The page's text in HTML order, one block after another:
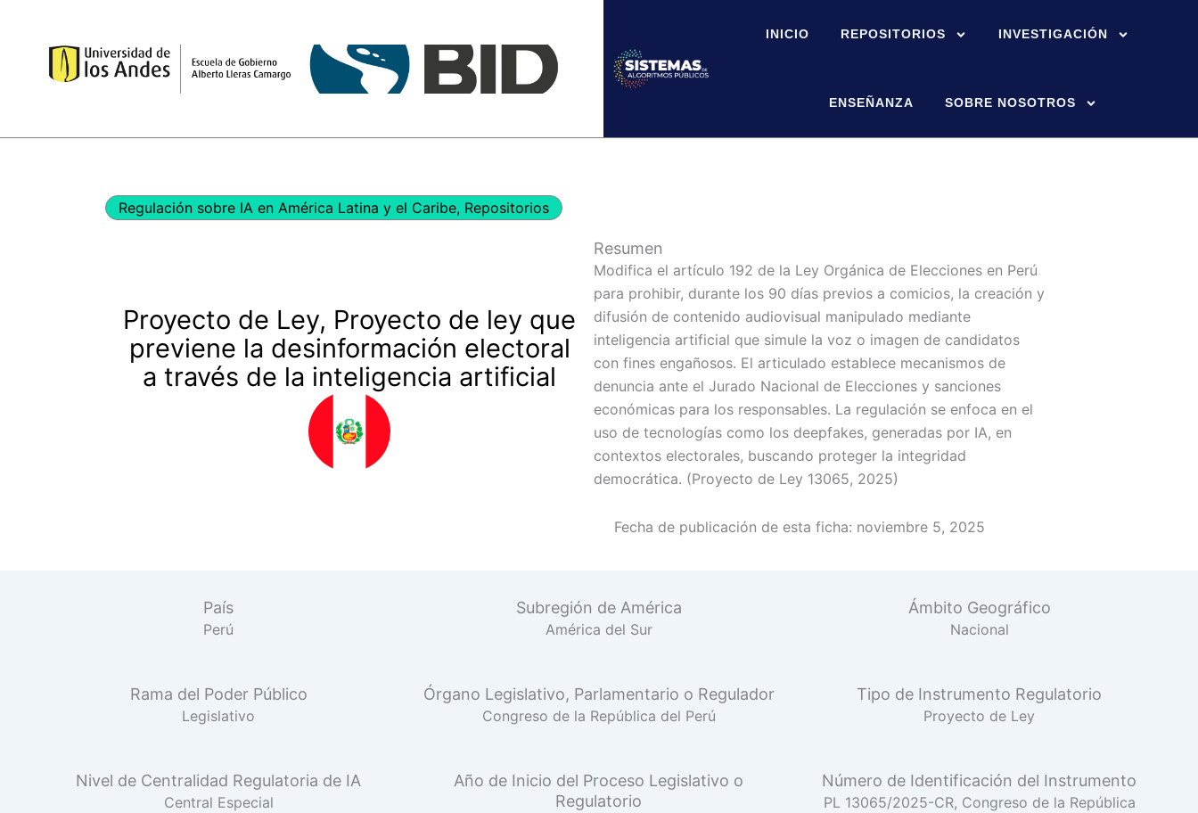
contenido
INICIO REPOSITORIOS INVESTIGACIÓN
ENSEÑANZA SOBRE NOSOTROS
Regulación sobre IA en América Latina y el Caribe, Repositorios
Proyecto de Ley, Proyecto de ley que
previene la desinformación electoral
a través de la inteligencia artificial
Resumen
Modifica el artículo 192 de la Ley Orgánica de Elecciones en Perú
para prohibir, durante los 90 días previos a comicios, la creación y
difusión de contenido audiovisual manipulado mediante
inteligencia artificial que simule la voz o imagen de candidatos
con fines engañosos. El articulado establece mecanismos de
denuncia ante el Jurado Nacional de Elecciones y sanciones
económicas para los responsables. La regulación se enfoca en el
uso de tecnologías como los deepfakes, generadas por IA, en
contextos electorales, buscando proteger la integridad
democrática. (Proyecto de Ley 13065, 2025)
Fecha de publicación de esta ficha: noviembre 5, 2025
País
Perú
Subregión de América
América del Sur
Ámbito Geográfico
Nacional
Rama del Poder Público
Legislativo
Órgano Legislativo, Parlamentario o Regulador
Congreso de la República del Perú
Tipo de Instrumento Regulatorio
Proyecto de Ley
Nivel de Centralidad Regulatoria de IA
Central Especial
Año de Inicio del Proceso Legislativo o
Regulatorio
Número de Identificación del Instrumento
PL 13065/2025-CR, Congreso de la República